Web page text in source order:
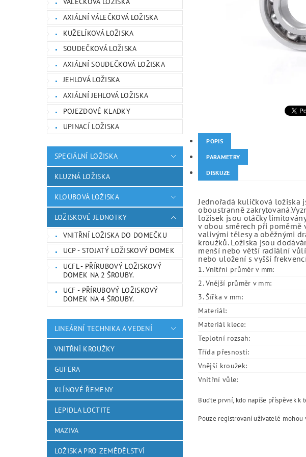
AXIÁLNÍ VÁLEČKOVÁ LOŽISKA
KUŽELÍKOVÁ LOŽISKA
SOUDEČKOVÁ LOŽISKA
AXIÁLNÍ SOUDEČKOVÁ LOŽISKA
JEHLOVÁ LOŽISKA
AXIÁLNÍ JEHLOVÁ LOŽISKA
POJEZDOVÉ KLADKY
UPINACÍ LOŽISKA
SPECIÁLNÍ LOŽISKA
KLUZNÁ LOŽISKA
KLOUBOVÁ LOŽISKA
LOŽISKOVÉ JEDNOTKY
VNITŘNÍ LOŽISKA DO DOMEČKU
UCP - STOJATÝ LOŽISKOVÝ DOMEK
UCFL - PŘÍRUBOVÝ LOŽISKOVÝ
DOMEK NA 2 ŠROUBY.
UCF - PŘÍRUBOVÝ LOŽISKOVÝ
DOMEK NA 4 ŠROUBY.
LINEÁRNÍ TECHNIKA A VEDENÍ
VNITŘNÍ KROUŽKY
GUFERA
KLÍNOVÉ ŘEMENY
LEPIDLA LOCTITE
MAZIVA
LOŽISKA PRO ZEMĚDĚLSTVÍ
POPIS
PARAMETRY
DISKUZE
Jednořadá kuličková ložiska
oboustranně
ložisek jsou otáčky
v obou směrech při
valivými tělesy a oběžnými
kroužků. Ložiska jsou
menší nebo větší radiální
nebo uložení s vyšší
1. Vnitřní průměr v mm:
2. Vnější průměr v mm:
3. Šířka v mm:
Materiál:
Materiál klece:
Teplotní rozsah:
Třída přesnosti:
Vnější kroužek:
Vnitřní vůle:
Buďte první, kdo napíše příspěvek k
Pouze registrovaní uživatelé mohou